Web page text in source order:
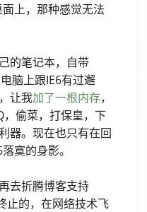
上，那种感觉无法
的笔记本，自带
脑上跟IE6有过邂
让我加了一根内存，
偷菜，打保皇，下
器。现在也只有在回
寞的身影。
去折腾博客支持
止的，在网络技术飞